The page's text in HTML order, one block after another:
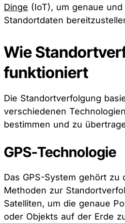
Dinge (IoT), um genaue und
Standortdaten
Wie
funktioniert
Die Standortverfolgung
verschiedenen
bestimmen und zu
GPS-Technologie
Das GPS-System gehört zu
Methoden zur
Satelliten, um die genaue
oder Objekts auf der Erde